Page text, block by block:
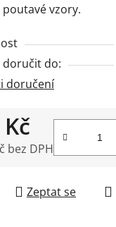
poutavé vzory.
doručit do:
doručení
bez DPH
Zeptat se